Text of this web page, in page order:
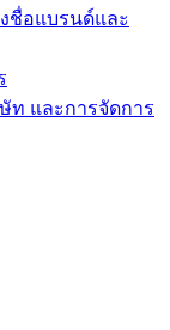
ชื่อแบรนด์และ
ท และการจัดการ